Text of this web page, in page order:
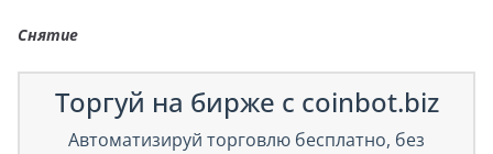
Снятие
Торгуй на бирже с coinbot.biz
Автоматизируй торговлю бесплатно, без